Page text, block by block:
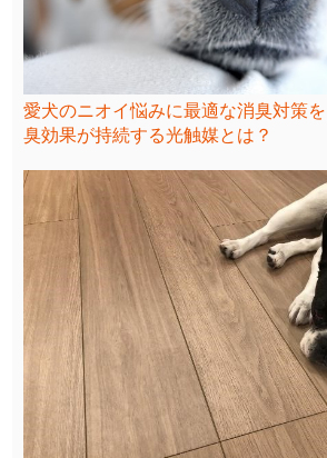
愛犬のニオイ悩みに最適な消臭対策
臭効果が持続する光触媒とは？